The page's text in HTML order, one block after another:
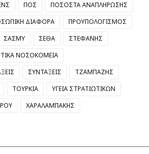
ΠΟΣ
ΠΟΣΟΣΤΑ ΑΝΑΠΛΗΡΩΣΗΣ
ΔΙΑΦΟΡΑ
ΠΡΟΥΠΟΛΟΓΙΣΜΟΣ
ΣΑΣΜΥ ΣΕΘΑ
ΣΤΕΦΑΝΗΣ
ΝΟΣΟΚΟΜΕΙΑ
ΣΥΝΤΑΞΕΙΣ
ΤΖΑΜΠΑΖΗΣ
ΤΟΥΡΚΙΑ
ΥΓΕΙΑ ΣΤΡΑΤΙΩΤΙΚΩΝ
ΧΑΡΑΛΑΜΠΑΚΗΣ